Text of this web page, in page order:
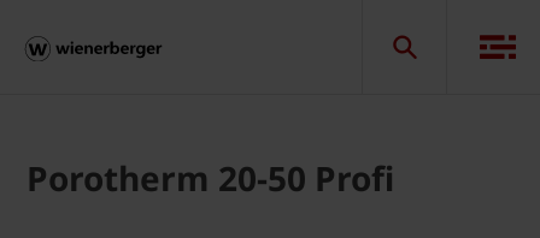
Porotherm 20-50 Profi